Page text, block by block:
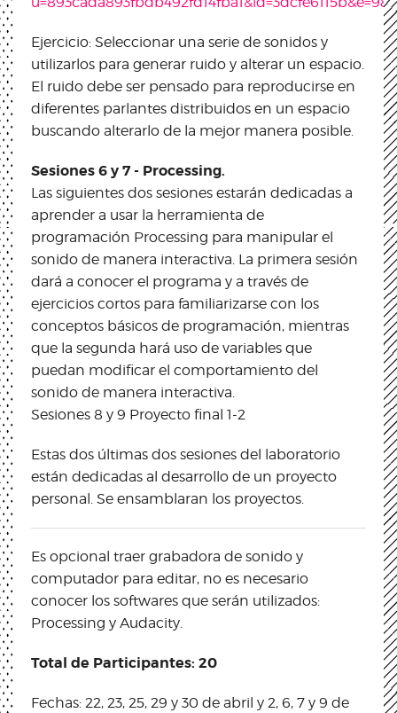
Ejercicio: Seleccionar una serie de sonidos y
utilizarlos para generar ruido y alterar un espacio.
El ruido debe ser pensado para reproducirse en
diferentes parlantes distribuidos en un espacio
buscando alterarlo de la mejor manera posible.
Sesiones 6 y 7 - Processing.
Las siguientes dos sesiones estarán dedicadas a
aprender a usar la herramienta de
programación Processing para manipular el
sonido de manera interactiva. La primera sesión
dará a conocer el programa y a través de
ejercicios cortos para familiarizarse con los
conceptos básicos de programación, mientras
que la segunda hará uso de variables que
puedan modificar el comportamiento del
sonido de manera interactiva.
Sesiones 8 y 9 Proyecto final 1-2
Estas dos últimas dos sesiones del laboratorio
están dedicadas al desarrollo de un proyecto
personal. Se ensamblaran los proyectos.
Es opcional traer grabadora de sonido y
computador para editar, no es necesario
conocer los softwares que serán utilizados:
Processing y Audacity.
Total de Participantes: 20
Fechas: 22, 23, 25, 29 y 30 de abril y 2, 6, 7 y 9 de